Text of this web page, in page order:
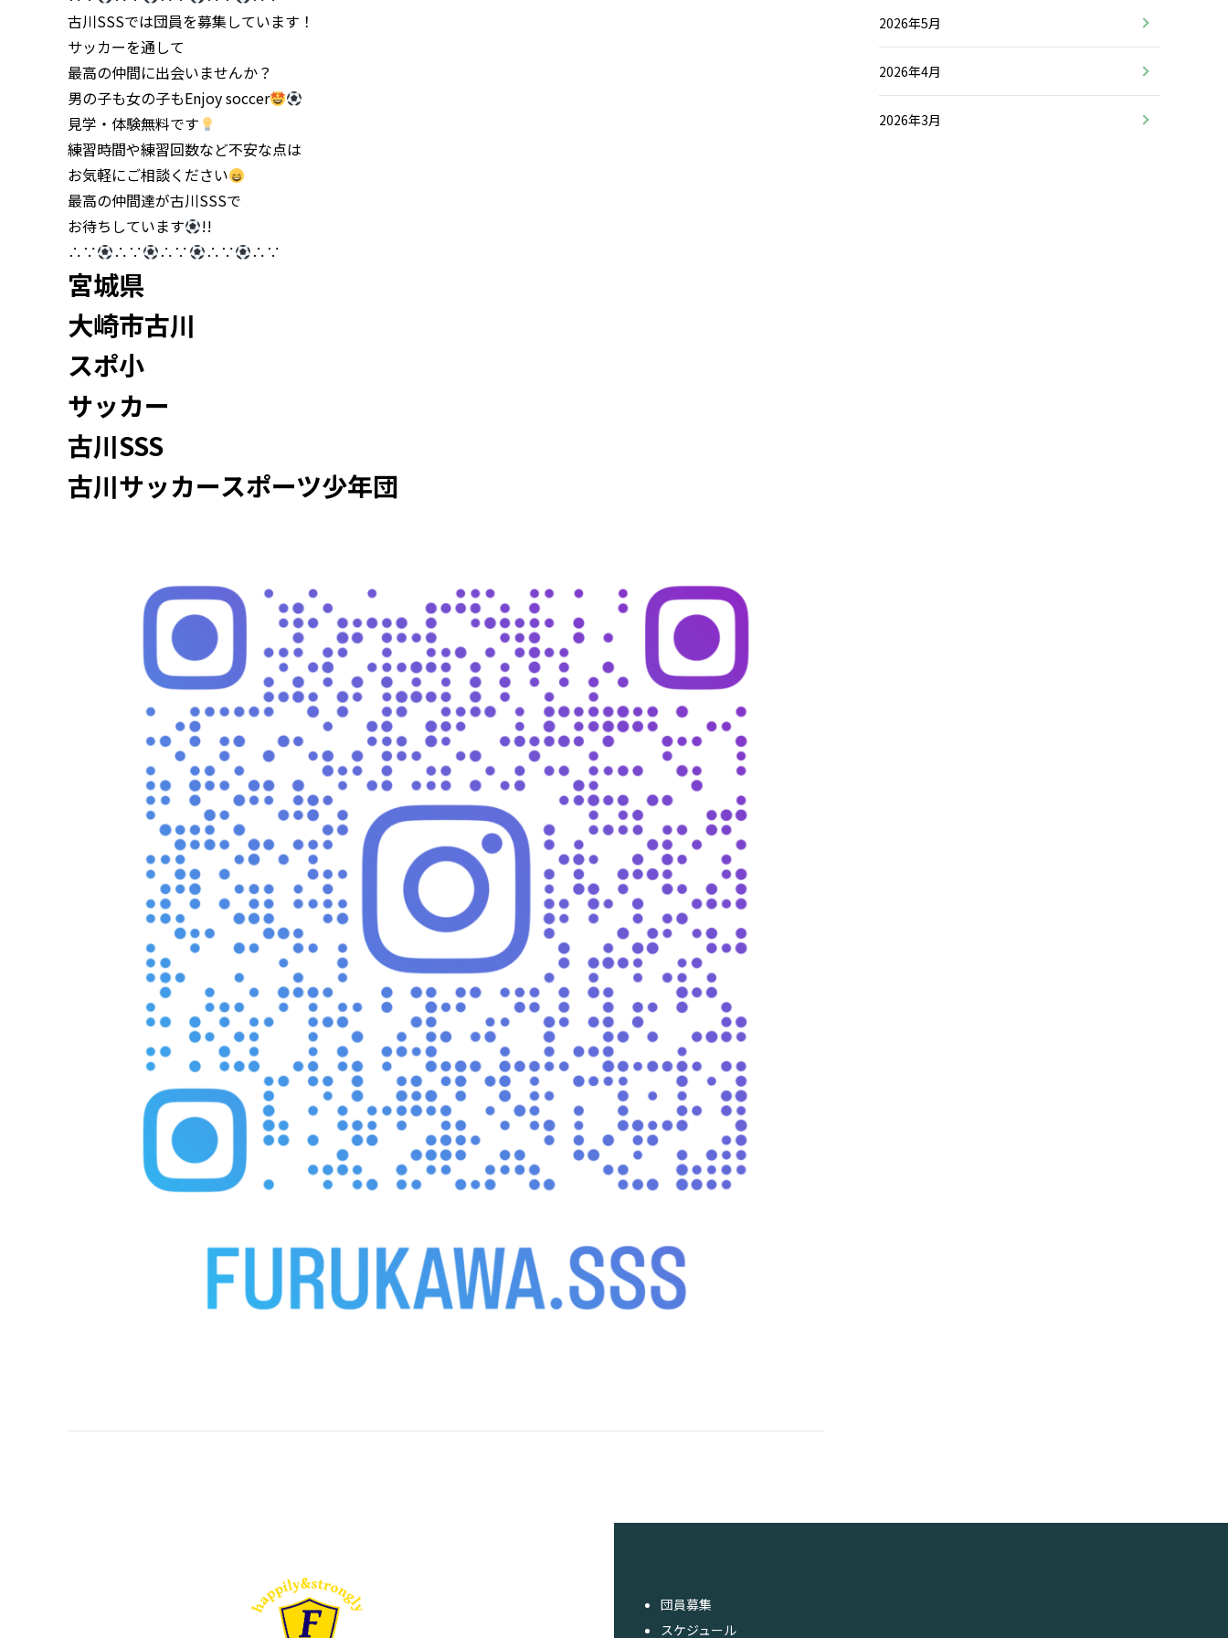
古川SSSでは団員を募集しています！
サッカーを通して
最高の仲間に出会いませんか？
男の子も女の子もEnjoy soccer
見学・体験無料です
練習時間や練習回数など不安な点は
お気軽にご相談ください
最高の仲間達が古川SSSで
お待ちしています
!!
∴∵
∴∵ ∴∵ ∴∵ ∴∵
宮城県
大崎市古川
スポ小
サッカー
古川SSS
古川サッカースポーツ少年団
2026年5月
2026年4月
2026年3月
団員募集
スケジュール